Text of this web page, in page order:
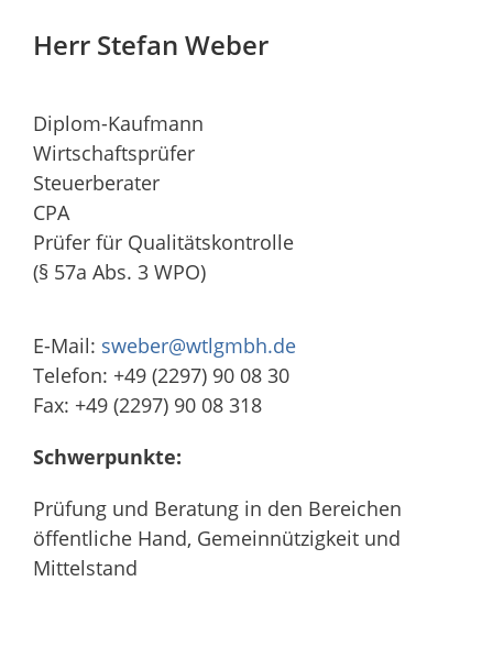
Herr Stefan Weber
Diplom-Kaufmann
Wirtschaftsprüfer
Steuerberater
CPA
Prüfer für Qualitätskontrolle
(§ 57a Abs. 3 WPO)
E-Mail: sweber@wtlgmbh.de
Telefon: +49 (2297) 90 08 30
Fax: +49 (2297) 90 08 318
Schwerpunkte:
Prüfung und Beratung in den Bereichen
öffentliche Hand, Gemeinnützigkeit und
Mittelstand